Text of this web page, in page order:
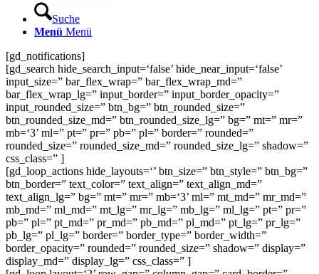
Suche
Menü Menü
[gd_notifications]
[gd_search hide_search_input=‘false’ hide_near_input=‘false’
input_size=” bar_flex_wrap=” bar_flex_wrap_md=”
bar_flex_wrap_lg=” input_border=” input_border_opacity=”
input_rounded_size=” btn_bg=” btn_rounded_size=”
btn_rounded_size_md=” btn_rounded_size_lg=” bg=” mt=” mr=”
mb=‘3’ ml=” pt=” pr=” pb=” pl=” bor­der=” roun­ded=”
rounded_size=” rounded_size_md=” rounded_size_lg=” shadow=”
css_class=” ]
[gd_loop_actions hide_layouts=‘’ btn_size=” btn_style=” btn_bg=”
btn_border=” text_color=” text_align=” text_align_md=”
text_align_lg=” bg=” mt=” mr=” mb=‘3’ ml=” mt_md=” mr_md=”
mb_md=” ml_md=” mt_lg=” mr_lg=” mb_lg=” ml_lg=” pt=” pr=”
pb=” pl=” pt_md=” pr_md=” pb_md=” pl_md=” pt_lg=” pr_lg=”
pb_lg=” pl_lg=” bor­der=” border_type=” border_width=”
border_opacity=” roun­ded=” rounded_size=” shadow=” dis­play=”
display_md=” display_lg=” css_class=” ]